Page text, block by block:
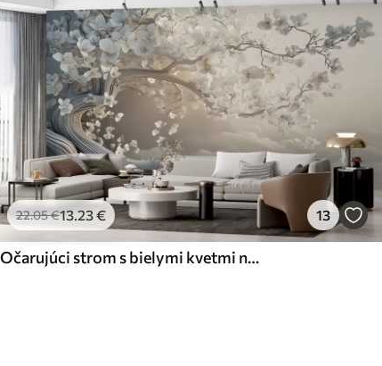
22.05€13.23€ 13
Očarujúci strom s bielymi kvetmi na pozadí oblakov v zaujímavom štýle v jemných teplých farbách